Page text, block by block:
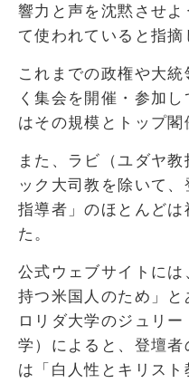
響力と声を沈黙させ
て使われていると指摘
これまでの政権や大
く集会を開催・参加
はその規模とトップ閣
また、ラビ（ユダヤ
ック大司教を除いて
指導者」のほとんど
た。
公式ウェブサイトに
持つ米国人のため」
ロリダ大学のジュリ
学）によると、登壇
は「白人性とキリス